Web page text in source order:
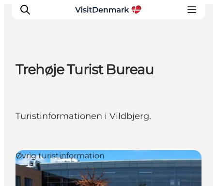
Oplevelser
Trehøje Turist Bureau
Turistinformationen i Vildbjerg.
Øvrig turistinformation